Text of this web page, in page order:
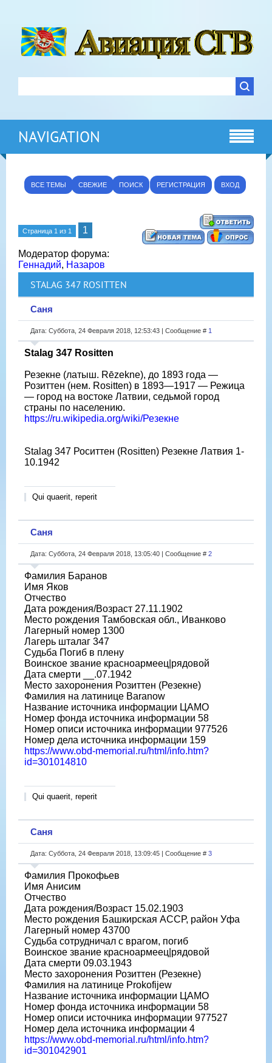
NAVIGATION
ВСЕ ТЕМЫ СВЕЖИЕ ПОИСК РЕГИСТРАЦИЯ ВХОД
Страница 1 из 1 1
Модератор форума:
Геннадий, Назаров
STALAG 347 ROSITTEN
Саня
Дата: Суббота, 24 Февраля 2018, 12:53:43 | Сообщение # 1
Stalag 347 Rositten
Резекне (латыш. Rēzekne), до 1893 года —
Розиттен (нем. Rositten) в 1893—1917 — Режица
— город на востоке Латвии, седьмой город
страны по населению.
https://ru.wikipedia.org/wiki/Резекне
Stalag 347 Роситтен (Rositten) Резекне Латвия 1-
10.1942
Qui quaerit, reperit
Саня
Дата: Суббота, 24 Февраля 2018, 13:05:40 | Сообщение # 2
Фамилия Баранов
Имя Яков
Отчество
Дата рождения/Возраст 27.11.1902
Место рождения Тамбовская обл., Иванково
Лагерный номер 1300
Лагерь шталаг 347
Судьба Погиб в плену
Воинское звание красноармеец|рядовой
Дата смерти __.07.1942
Место захоронения Розиттен (Резекне)
Фамилия на латинице Baranow
Название источника информации ЦАМО
Номер фонда источника информации 58
Номер описи источника информации 977526
Номер дела источника информации 159
https://www.obd-memorial.ru/html/info.htm?
id=301014810
Qui quaerit, reperit
Саня
Дата: Суббота, 24 Февраля 2018, 13:09:45 | Сообщение # 3
Фамилия Прокофьев
Имя Анисим
Отчество
Дата рождения/Возраст 15.02.1903
Место рождения Башкирская АССР, район Уфа
Лагерный номер 43700
Судьба сотрудничал с врагом, погиб
Воинское звание красноармеец|рядовой
Дата смерти 09.03.1943
Место захоронения Розиттен (Резекне)
Фамилия на латинице Prokofijew
Название источника информации ЦАМО
Номер фонда источника информации 58
Номер описи источника информации 977527
Номер дела источника информации 4
https://www.obd-memorial.ru/html/info.htm?
id=301042901